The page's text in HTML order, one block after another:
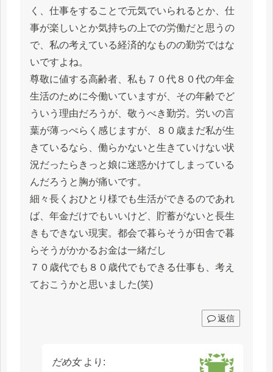
く、仕事をすることで元気でいられるとか、仕
事が楽しいとか気持ちの上での労働だと思うの
で、私の考えている経済的なものの勤労ではな
いですよね。
尊敬に値する高齢者、私も７０代８０代の年金
生活のために今働いていますが、その年齢でど
ういう理由だろうが、敬うべき勤労。労いの言
葉が薄っぺらく感じますが、８０歳まだ私が生
きているなら、働らかないと生きていけない状
況だったらきっと娘に迷惑かけてしまっている
んだろうと胸が痛いです。
細々長くおひとり様でも生活ができるのであれ
ば、年金だけでもいいけど、貯蓄がないと長生
きもできない現実。都会で暮らそうが田舎で暮
らそうがかかるお金は一緒だし
７０歳代でも８０歳代でもできる仕事も、考え
ておこうかと思いました(笑)
返信
だめ女 より: